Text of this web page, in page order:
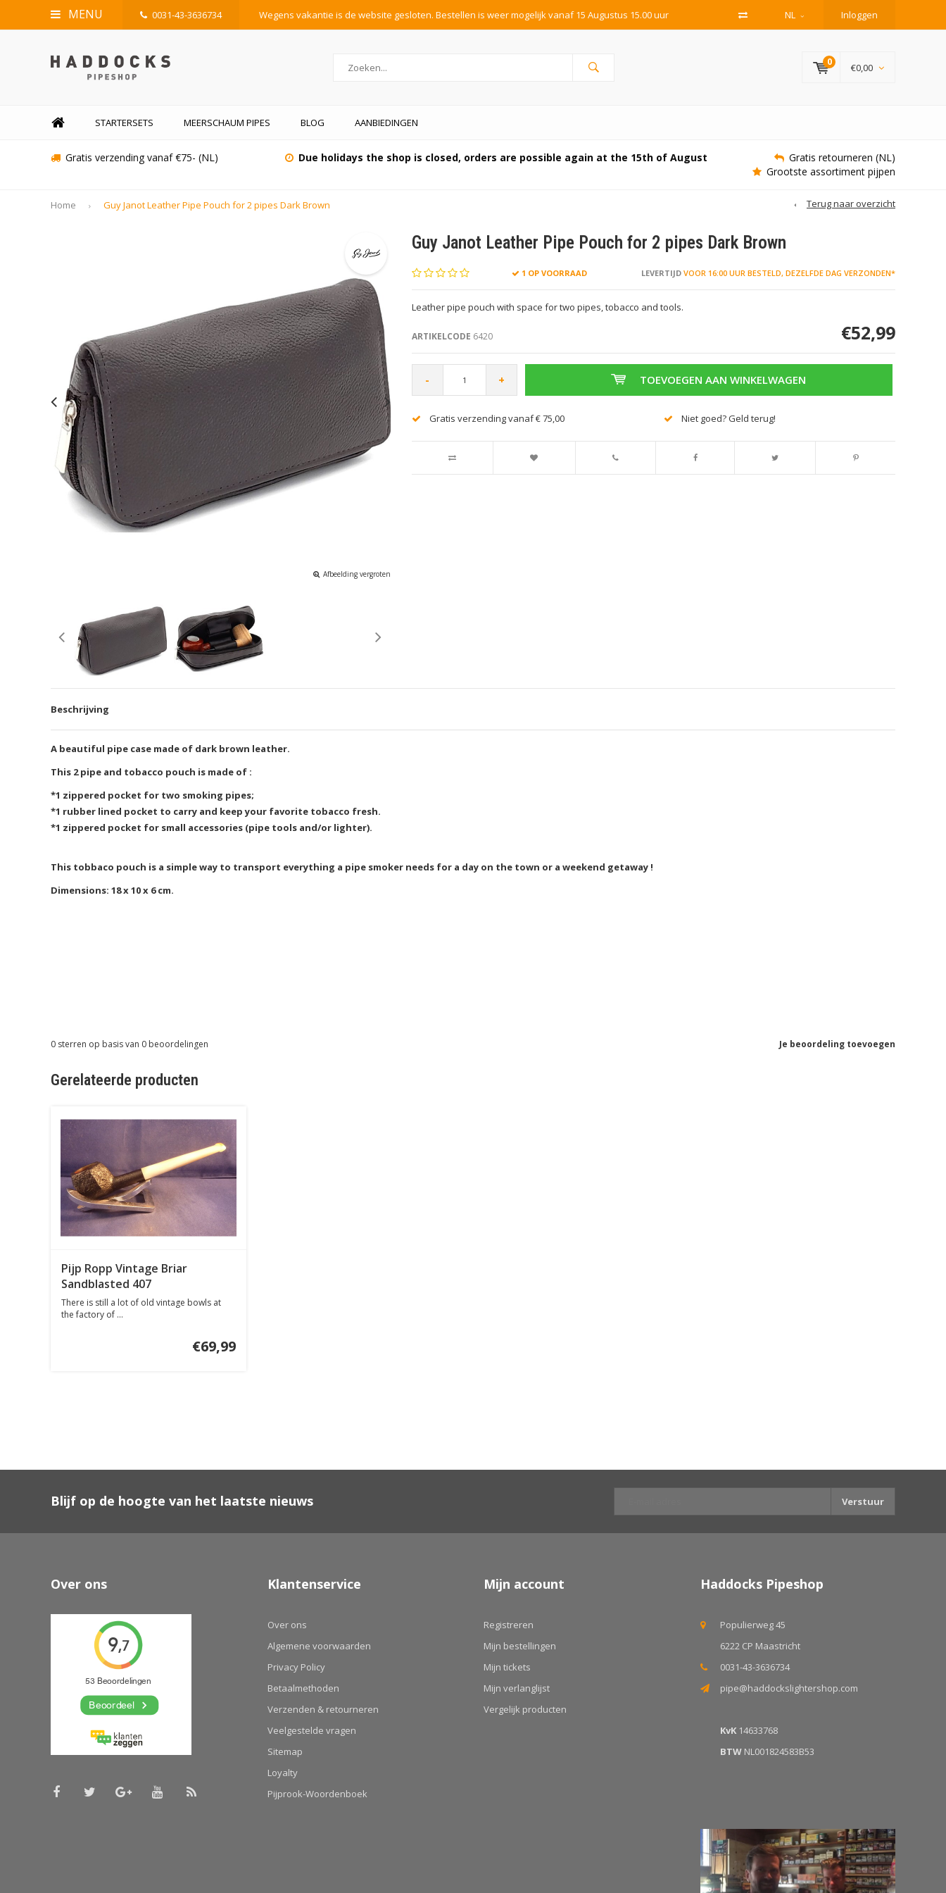
MENU 0031-43-3636734 Wegens vakantie is de website gesloten. Bestellen is weer mogelijk vanaf 15 Augustus 15.00 uur NL Inloggen
0 €0,00
STARTERSETS MEERSCHAUM PIPES BLOG AANBIEDINGEN
Gratis verzending vanaf €75- (NL) Due holidays the shop is closed, orders are possible again at the 15th of August
Gratis retourneren (NL)
Grootste assortiment pijpen
Home Guy Janot Leather Pipe Pouch for 2 pipes Dark Brown Terug naar overzicht
Afbeelding vergroten
Guy Janot Leather Pipe Pouch for 2 pipes Dark Brown
1 OP VOORRAAD LEVERTIJDVOOR 16:00 UUR BESTELD, DEZELFDE DAG VERZONDEN*
Leather pipe pouch with space for two pipes, tobacco and tools.
ARTIKELCODE 6420 €52,99
- + TOEVOEGEN AAN WINKELWAGEN
Gratis verzending vanaf € 75,00 Niet goed? Geld terug!
Beschrijving
A beautiful pipe case made of dark brown leather.
This 2 pipe and tobacco pouch is made of :
*1 zippered pocket for two smoking pipes;
*1 rubber lined pocket to carry and keep your favorite tobacco fresh.
*1 zippered pocket for small accessories (pipe tools and/or lighter).
This tobbaco pouch is a simple way to transport everything a pipe smoker needs for a day on the town or a weekend getaway !
Dimensions: 18 x 10 x 6 cm.
Je beoordeling toevoegen
0 sterren op basis van 0 beoordelingen
Gerelateerde producten
Pijp Ropp Vintage Briar
Sandblasted 407
There is still a lot of old vintage bowls at
the factory of ...
€69,99
Blijf op de hoogte van het laatste nieuws Verstuur
Over ons Klantenservice
Over ons
Algemene voorwaarden
Privacy Policy
Betaalmethoden
Verzenden & retourneren
Veelgestelde vragen
Sitemap
Loyalty
Pijprook-Woordenboek
Mijn account
Registreren
Mijn bestellingen
Mijn tickets
Mijn verlanglijst
Vergelijk producten
Haddocks Pipeshop
Populierweg 45
6222 CP Maastricht
0031-43-3636734
pipe@haddockslightershop.com
KvK14633768
BTWNL001824583B53